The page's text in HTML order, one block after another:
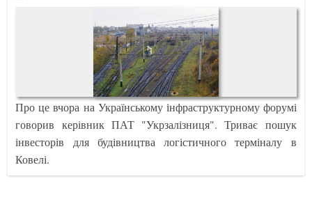
Про це вчора на Українському інфраструктурному форумі
говорив керівник ПАТ "Укрзалізниця". Триває пошук
інвесторів для будівництва логістичного терміналу в
Ковелі.